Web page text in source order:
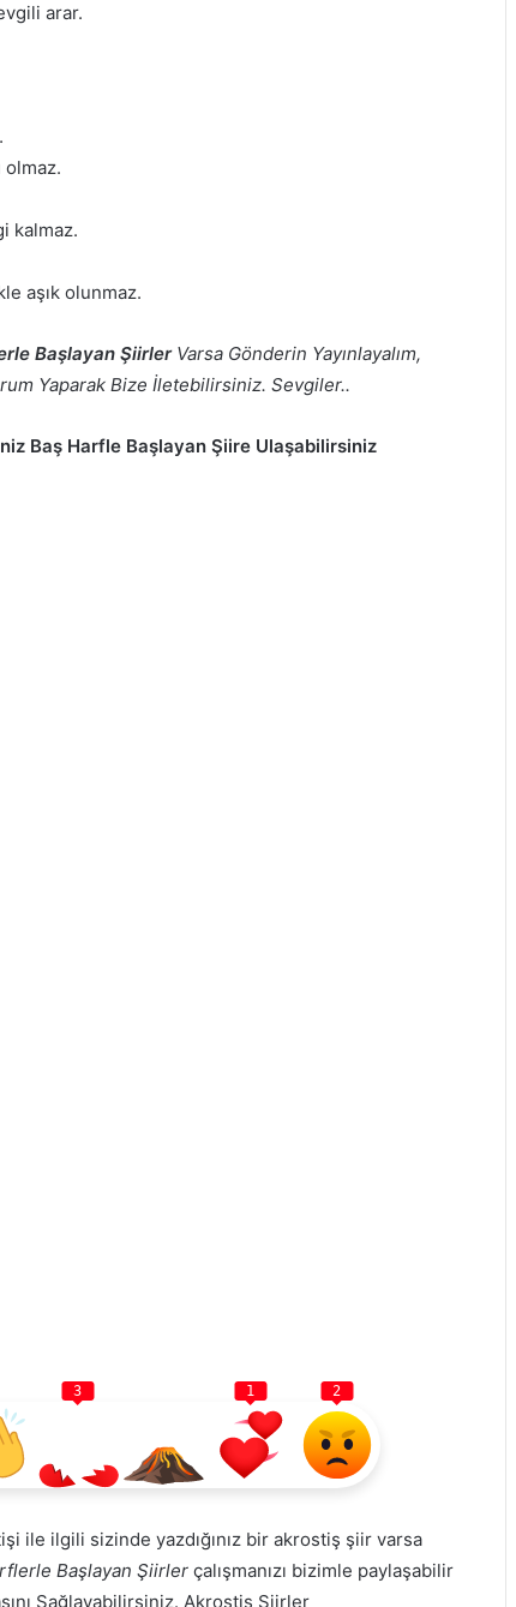
arar.
olmaz.
kalmaz.
aşık olunmaz.
Başlayan ŞiirlerVarsa Gönderin Yayınlayalım,
Yaparak Bize İletebilirsiniz. Sevgiler..
Baş Harfle Başlayan Şiire Ulaşabilirsiniz
3 1 2
ile ilgili sizinde yazdığınız bir akrostiş şiir varsa
Başlayan Şiirler çalışmanızı bizimle paylaşabilir
Sağlayabilirsiniz. Akrostiş Şiirler